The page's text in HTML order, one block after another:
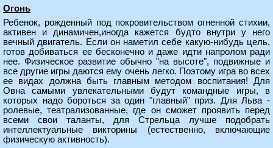
Огонь
Ребенок, рожденный под покровительством огненной стихии,
активен и динамичен,иногда кажется будто внутри у него
вечный двигатель. Если он наметил себе какую-нибудь цель,
готов добиваться ее бесконечно и даже идти напролом ради
нее. Физическое развитие обычно "на высоте", подвижные и
все другие игры даются ему очень легко. Поэтому игра во всех
ее видах должна быть главным методом воспитания! Для
Овна самыми увлекательными будут командные игры, в
которых надо бороться за один "главный" приз. Для Льва -
ролевые, театрализованные, где он сможет проявить перед
всеми свои таланты, для Стрельца лучше подобрать
интеллектуальные викторины (естественно, включающие
физическую активность).